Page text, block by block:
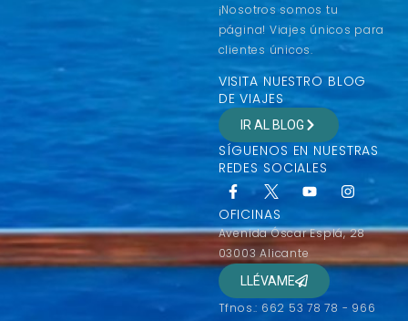
¡Nosotros somos tu
página! Viajes únicos para
clientes únicos.
VISITA NUESTRO BLOG
DE VIAJES
IR AL BLOG
SÍGUENOS EN NUESTRAS
REDES SOCIALES
OFICINAS
Avenida Óscar Esplá, 28
03003 Alicante
LLÉVAME
Tfnos.: 662 53 78 78 - 966